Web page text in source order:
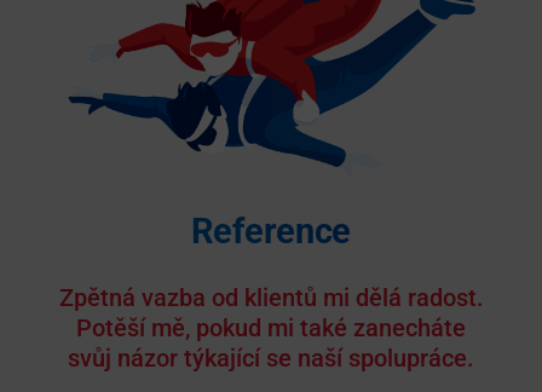
Reference
Zpětná vazba od klientů mi dělá radost.
Potěší mě, pokud mi také zanecháte
svůj názor týkající se naší spolupráce.